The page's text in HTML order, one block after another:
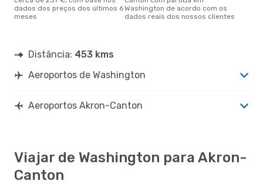
dados dos preços dos últimos 6
meses
Washington de acordo com os
dados reais dos nossos clientes
Distância: 453 kms
Aeroportos de Washington
Aeroportos Akron-Canton
Viajar de Washington para Akron-
Canton